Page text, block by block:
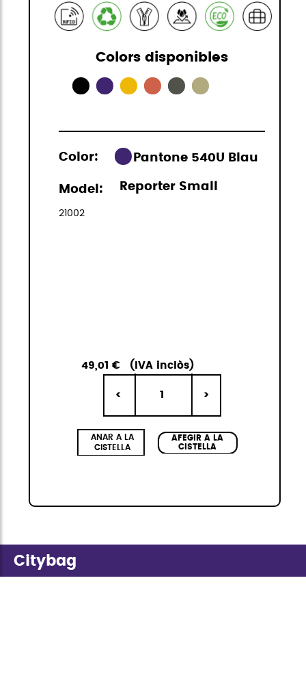
Colors disponibles
Color: Pantone 540U Blau
Model: Reporter Small
21002
49,01 € (IVA inclòs)
< 1 >
ANAR A LA
CISTELLA
AFEGIR A LA
CISTELLA
Citybag